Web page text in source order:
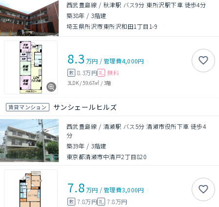
西武豊島線 / 秋津駅 バス9分 東所沢駅下車 徒歩4分
築38年 / 3階建
埼玉県所沢市東所沢和田1丁目1-9
8.3 万円 /管理費4,000円
敷 8.3万円 礼 無料
3LDK/59.67㎡ /3階
賃貸マンション サンシェールヒルズ
西武豊島線 / 清瀬駅 バス5分 清瀬市役所下車 徒歩4
分
築39年 / 3階建
東京都清瀬市中清戸2丁目820
7.8万円 /管理費3,000円
敷 7.8万円礼 7.8万円